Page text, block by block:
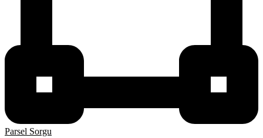
Parsel Sorgu